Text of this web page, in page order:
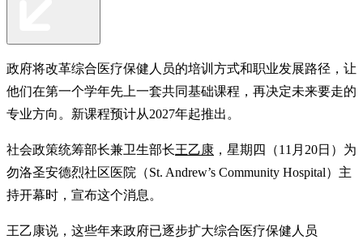
政府将改革综合医疗保健人员的培训方式和职业发展路径，让
他们在第一个学年先上一套共同基础课程，再决定未来要走的
专业方向。新课程预计从2027年起推出。
社会政策统筹部长兼卫生部长王乙康 ，星期四（11月20日）为
勿洛圣安德烈社区医院（St. Andrew’s Community Hospital）主
持开幕时，宣布这个消息。
王乙康说，这些年来政府已逐步扩大综合医疗保健人员